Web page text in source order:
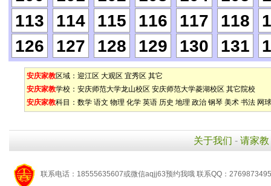
113
114 115 116 117 118
126
127 128 129 130 131
安庆家教区域： 迎江区 大观区 宜秀区 其它
安庆家教学校： 安庆师范大学龙山校区 安庆师范大学菱湖校区 其它院校
安庆家教科目： 数学 语文 物理 化学 英语 历史 地理 政治 钢琴 美术 书法 网球
关于我们 - 请家教
联系电话：18555635607或微信aqjj63预约我哦 联系QQ：